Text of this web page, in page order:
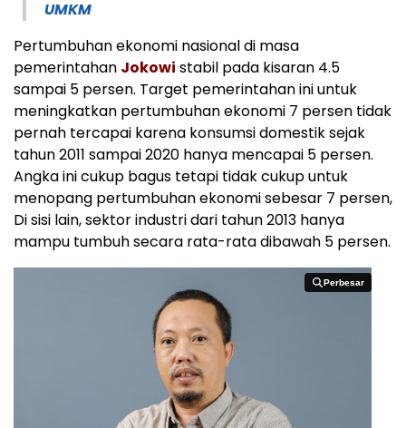
UMKM
Pertumbuhan ekonomi nasional di masa
pemerintahan Jokowi stabil pada kisaran 4.5
sampai 5 persen. Target pemerintahan ini untuk
meningkatkan pertumbuhan ekonomi 7 persen tidak
pernah tercapai karena konsumsi domestik sejak
tahun 2011 sampai 2020 hanya mencapai 5 persen.
Angka ini cukup bagus tetapi tidak cukup untuk
menopang pertumbuhan ekonomi sebesar 7 persen,
Di sisi lain, sektor industri dari tahun 2013 hanya
mampu tumbuh secara rata-rata dibawah 5 persen.
Perbesar
Perbesar